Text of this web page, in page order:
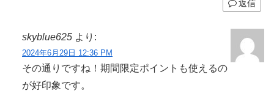
返信
skyblue625 より:
2024年6月29日 12:36 PM
その通りですね！期間限定ポイントも使えるの
が好印象です。